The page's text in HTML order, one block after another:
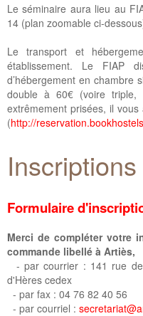
Le séminaire aura lieu au
14 (plan zoomable ci-
Le transport et
établissement. Le FIAP
d’hébergement en chambre
double à 60€ (voire
extrêmement prisées, il
(http://
Inscriptions
Formulaire
Merci de compléter votre
commande libellé à Artiès,
- par courrier : 141 rue
d'Hères cedex
- par fax : 04 76 82 40 56
- par courriel :